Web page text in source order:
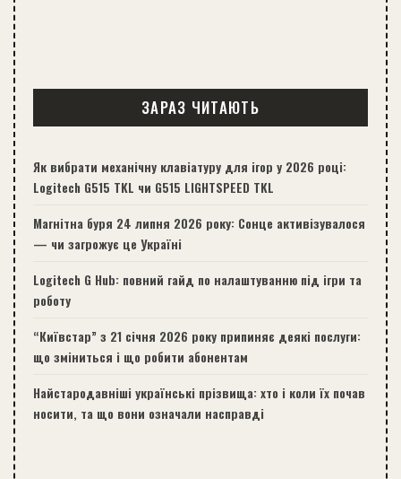
ЗАРАЗ ЧИТАЮТЬ
Як вибрати механічну клавіатуру для ігор у 2026 році:
Logitech G515 TKL чи G515 LIGHTSPEED TKL
Магнітна буря 24 липня 2026 року: Сонце активізувалося
— чи загрожує це Україні
Logitech G Hub: повний гайд по налаштуванню під ігри та
роботу
“Київстар” з 21 січня 2026 року припиняє деякі послуги:
що зміниться і що робити абонентам
Найстародавніші українські прізвища: хто і коли їх почав
носити, та що вони означали насправді